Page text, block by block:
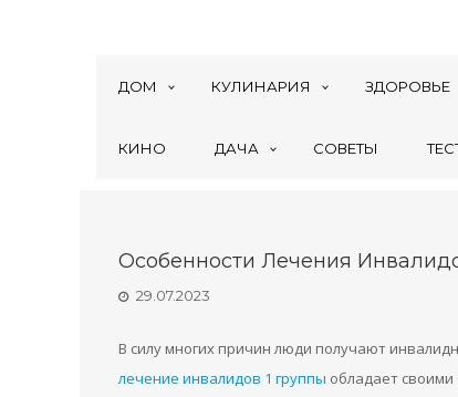
ДОМ КУЛИНАРИЯ ЗДОРОВЬЕ
КИНО ДАЧА СОВЕТЫ
Особенности Лечения
29.07.2023
В силу многих причин люди получают
лечение инвалидов 1 группы обладает